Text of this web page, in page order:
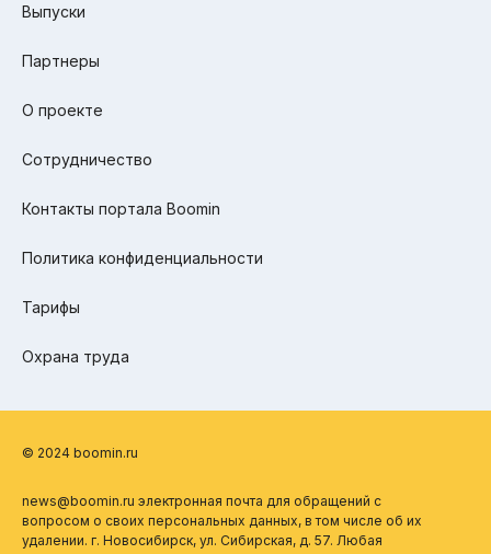
Выпуски
Партнеры
О проекте
Сотрудничество
Контакты портала Boomin
Политика конфиденциальности
Тарифы
Охрана труда
© 2024 boomin.ru
news@boomin.ru электронная почта для обращений с
вопросом о своих персональных данных, в том числе об их
удалении. г. Новосибирск, ул. Сибирская, д. 57. Любая